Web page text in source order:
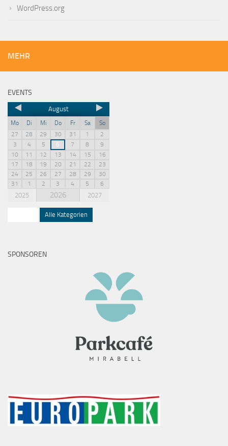
WordPress.org
MEHR
EVENTS
August
Mo Di Mi Do Fr Sa
So
27
28 29 30 31 1
2
3
4 5 6 7 8
9
10
11 12 13 14 15
16
17
18 19 20 21 22
23
24
25 26 27 28 29
30
31
1 2 3 4 5 6
2025 2026 2027
Alle Kategorien
SPONSOREN